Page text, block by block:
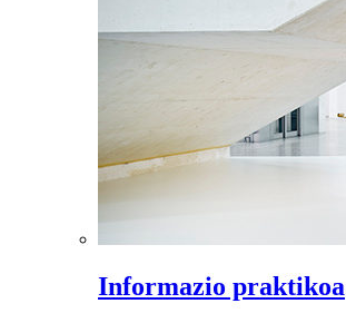
Informazio praktikoa